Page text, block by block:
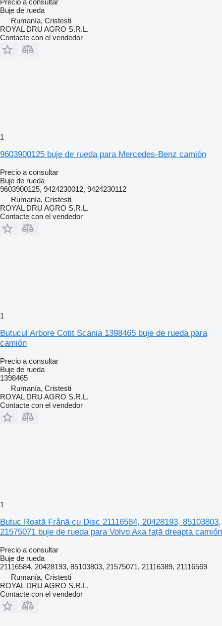
Buje de rueda
Rumanía, Cristesti
ROYAL DRU AGRO S.R.L.
Contacte con el vendedor
1
9603900125 buje de rueda para Mercedes-Benz camión
Precio a consultar
Buje de rueda
9603900125, 9424230012, 9424230112
Rumanía, Cristesti
ROYAL DRU AGRO S.R.L.
Contacte con el vendedor
1
Butucul Arbore Cotit Scania 1398465 buje de rueda para
camión
Precio a consultar
Buje de rueda
1398465
Rumanía, Cristesti
ROYAL DRU AGRO S.R.L.
Contacte con el vendedor
1
Butuc Roată Frână cu Disc 21116584, 20428193, 85103803,
21575071 buje de rueda para Volvo Axa față dreapta camión
Precio a consultar
Buje de rueda
21116584, 20428193, 85103803, 21575071, 21116389, 21116569
Rumanía, Cristesti
ROYAL DRU AGRO S.R.L.
Contacte con el vendedor